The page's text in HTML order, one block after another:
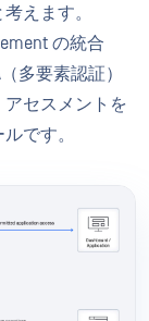
えます。
の統合
多要素認証）
セスメントを
です。